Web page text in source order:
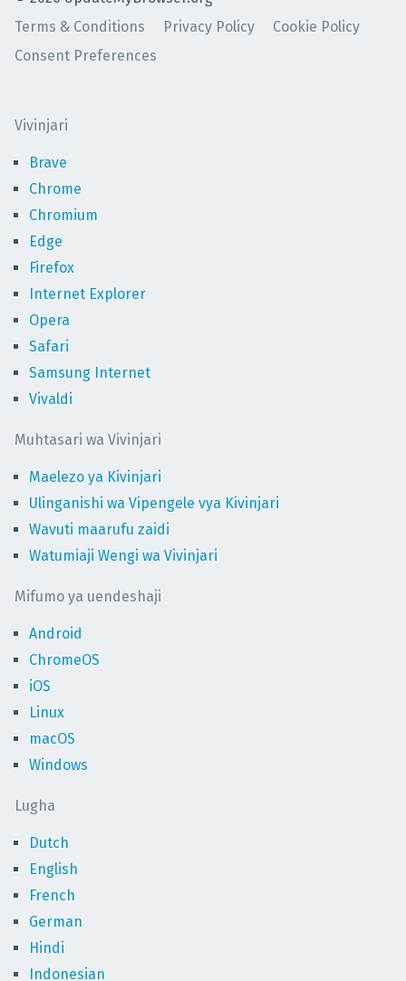
Terms & Conditions
Privacy Policy
Cookie Policy
Consent Preferences
Vivinjari
Brave
Chrome
Chromium
Edge
Firefox
Internet Explorer
Opera
Safari
Samsung Internet
Vivaldi
Muhtasari wa Vivinjari
Maelezo ya Kivinjari
Ulinganishi wa Vipengele vya Kivinjari
Wavuti maarufu zaidi
Watumiaji Wengi wa Vivinjari
Mifumo ya uendeshaji
Android
ChromeOS
iOS
Linux
macOS
Windows
Lugha
Dutch
English
French
German
Hindi
Indonesian